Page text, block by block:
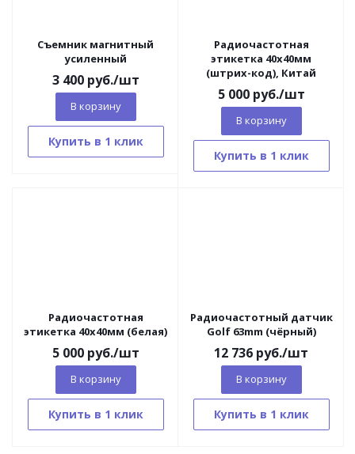
Съемник магнитный
усиленный
3 400руб./шт
В корзину
Купить в 1 клик
Радиочастотная
этикетка 40х40мм
(штрих-код), Китай
5 000руб./шт
В корзину
Купить в 1 клик
Радиочастотная
этикетка 40х40мм (белая)
5 000руб./шт
В корзину
Купить в 1 клик
Радиочастотный датчик
Golf 63mm (чёрный)
12 736 руб./шт
В корзину
Купить в 1 клик